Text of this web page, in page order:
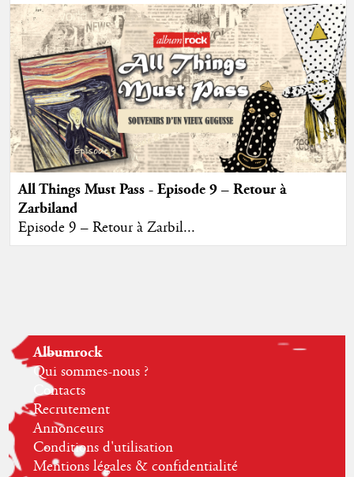
All Things Must Pass - Episode 9 – Retour à
Zarbiland
Episode 9 – Retour à Zarbil...
Albumrock
Qui sommes-nous ?
Contacts
Recrutement
Annonceurs
Conditions d'utilisation
Mentions légales & confidentialité